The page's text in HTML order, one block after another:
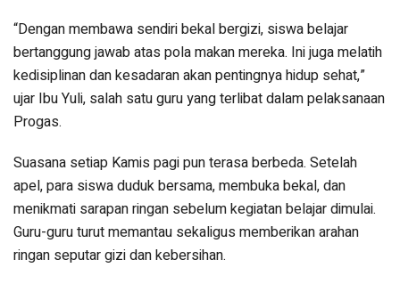
“Dengan membawa sendiri bekal bergizi, siswa belajar
bertanggung jawab atas pola makan mereka. Ini juga melatih
kedisiplinan dan kesadaran akan pentingnya hidup sehat,”
ujar Ibu Yuli, salah satu guru yang terlibat dalam pelaksanaan
Progas.
Suasana setiap Kamis pagi pun terasa berbeda. Setelah
apel, para siswa duduk bersama, membuka bekal, dan
menikmati sarapan ringan sebelum kegiatan belajar dimulai.
Guru-guru turut memantau sekaligus memberikan arahan
ringan seputar gizi dan kebersihan.